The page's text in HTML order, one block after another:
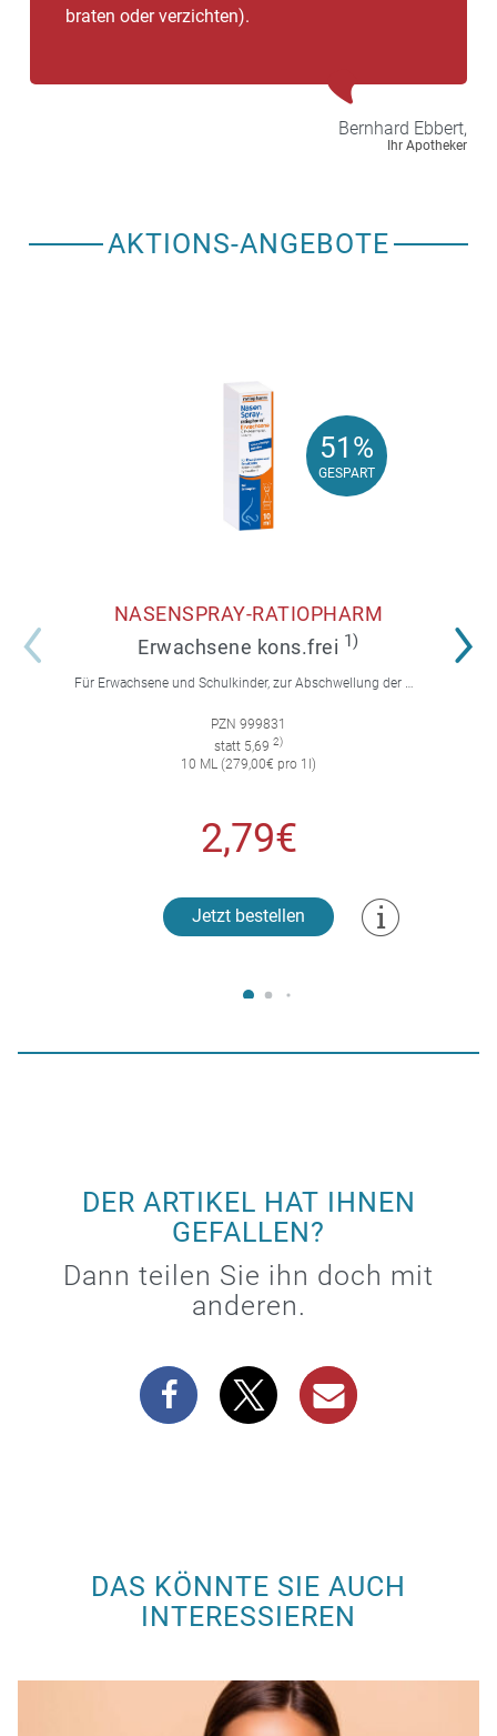
braten oder verzichten).
Bernhard Ebbert,
Ihr Apotheker
AKTIONS-ANGEBOTE
51%
GESPART
51%
GESPART
NASENSPRAY-RATIOPHARM
Erwachsene kons.frei 1)
Für Erwachsene und Schulkinder, zur Abschwellung der Nasenschleimhaut bei Schnupfen und allergischem Schnupfen.
PZN 999831
statt 5,69 2)
10 ML (279,00€ pro 1l)
2,79€
Jetzt bestellen
DER ARTIKEL HAT IHNEN
GEFALLEN?
Dann teilen Sie ihn doch mit
anderen.
DAS KÖNNTE SIE AUCH
INTERESSIEREN